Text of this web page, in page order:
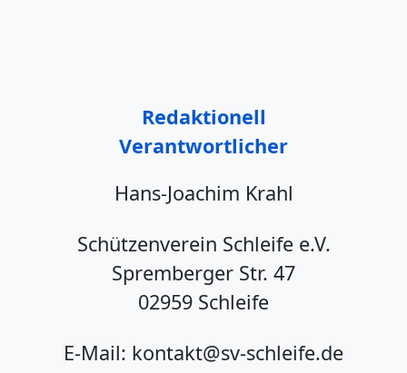
Redaktionell
Verantwortlicher
Hans-Joachim Krahl
Schützenverein Schleife e.V.
Spremberger Str. 47
02959 Schleife
E-Mail: kontakt@sv-schleife.de